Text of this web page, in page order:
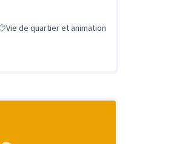
Vie de quartier et animation